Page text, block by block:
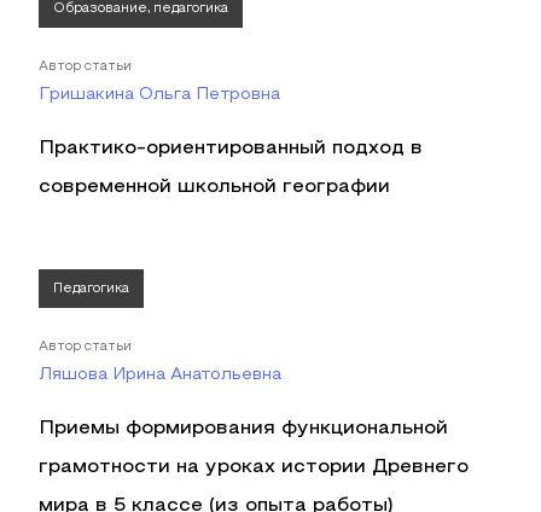
Образование, педагогика
Автор статьи
Гришакина Ольга Петровна
Практико-ориентированный подход в
современной школьной географии
Педагогика
Автор статьи
Ляшова Ирина Анатольевна
Приемы формирования функциональной
грамотности на уроках истории Древнего
мира в 5 классе (из опыта работы)